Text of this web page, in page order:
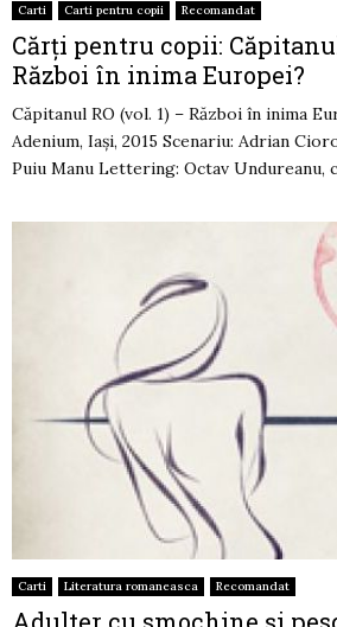
Carti Carti pentru copii Recomandat
Cărți pentru copii:
Război în inima Europei?
Căpitanul RO (vol. 1) – Război în inima
Adenium, Iași, 2015 Scenariu: Adrian
Puiu Manu Lettering: Octav Undureanu,
Carti Literatura romaneasca Recomandat